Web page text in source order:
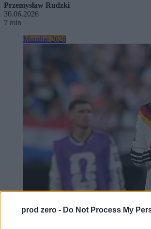
prod zero - Do Not Process My
Przemysław Rudzki
30.06.2026
7 min
Mundial 2026